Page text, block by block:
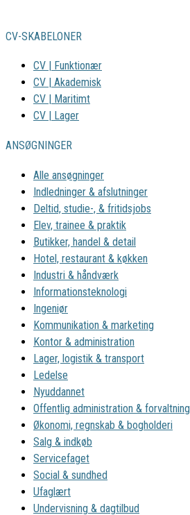
CV-SKABELONER
CV | Funktionær
CV | Akademisk
CV | Maritimt
CV | Lager
ANSØGNINGER
Alle ansøgninger
Indledninger & afslutninger
Deltid, studie-, & fritidsjobs
Elev, trainee & praktik
Butikker, handel & detail
Hotel, restaurant & køkken
Industri & håndværk
Informationsteknologi
Ingeniør
Kommunikation & marketing
Kontor & administration
Lager, logistik & transport
Ledelse
Nyuddannet
Offentlig administration & forvaltning
Økonomi, regnskab & bogholderi
Salg & indkøb
Servicefaget
Social & sundhed
Ufaglært
Undervisning & dagtilbud